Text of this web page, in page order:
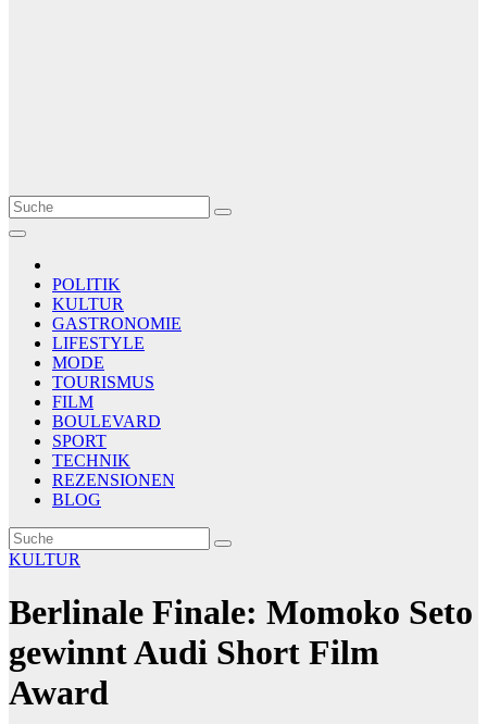
Le Matin
AGENCE DE PRESSE
POLITIK
KULTUR
GASTRONOMIE
LIFESTYLE
MODE
TOURISMUS
FILM
BOULEVARD
SPORT
TECHNIK
REZENSIONEN
BLOG
KULTUR
Berlinale Finale: Momoko Seto
gewinnt Audi Short Film
Award